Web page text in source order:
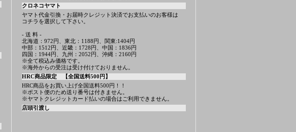
クロネコヤマト
ヤマト代金引換・お届時クレジット決済でお支払いのお客様は
コチラを選択して下さい。
- 送 料 -
北海道：972円、東北：1188円、関東:1404円
中部：1512円、近畿：1728円、中国：1836円
四国：1944円、九州：2052円、沖縄：2160円
※全て税込み価格です。
※海外からの受注は受け付けておりません。
HRC商品限定 【全国送料500円】
HRC商品をお買い上げ全国送料500円！！
※ポスト便のため送り番号は付きません。
※ヤマトクレジットカード払いの場合はご利用できません。
店頭引渡し